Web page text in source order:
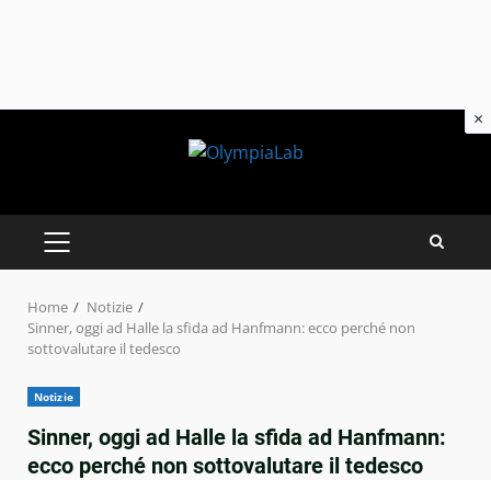
PRIMARY
MENU
Home
Notizie
Sinner, oggi ad Halle la sfida ad Hanfmann: ecco perché non
sottovalutare il tedesco
Notizie
Sinner, oggi ad Halle la sfida ad Hanfmann:
ecco perché non sottovalutare il tedesco
×